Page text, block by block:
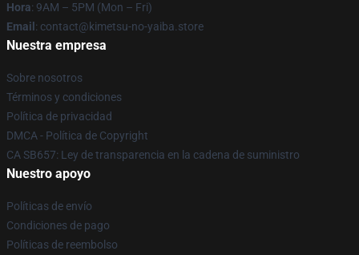
Hora: 9AM – 5PM (Mon – Fri)
Email : contact@kimetsu-no-yaiba.store
Nuestra empresa
Sobre nosotros
Términos y condiciones
Política de privacidad
DMCA - Política de Copyright
CA SB657: Ley de transparencia en la cadena de suministro
Nuestro apoyo
Políticas de envío
Condiciones de pago
Políticas de reembolso